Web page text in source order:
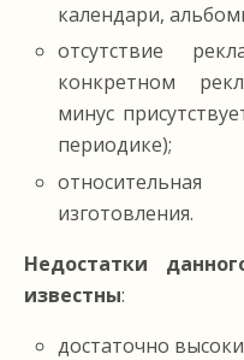
календари,
отсутствие
конкретном
минус
периодике);
изготовления.
Недостатки
известны:
достаточно